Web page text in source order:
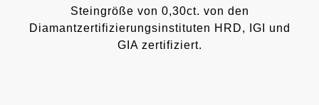
Steingröße von 0,30ct. von den
Diamantzertifizierungsinstituten HRD, IGI und
GIA zertifiziert.